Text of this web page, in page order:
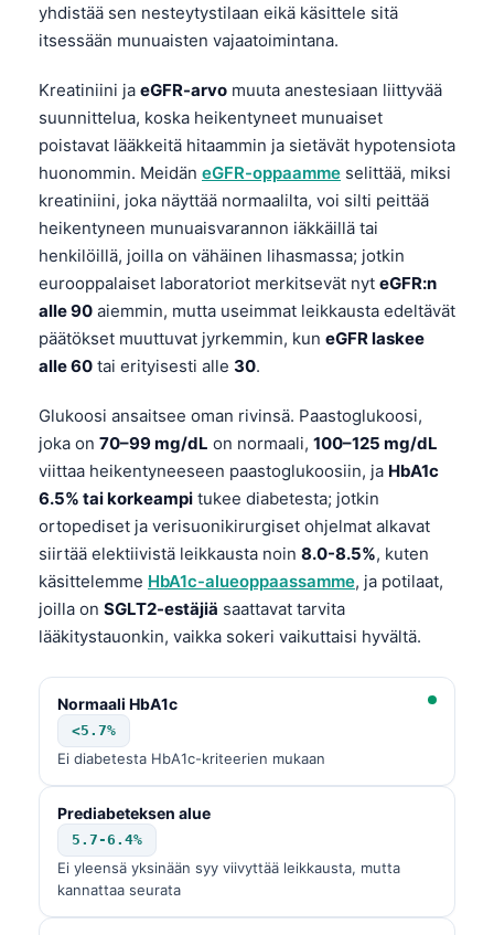
yhdistää sen nesteytystilaan eikä käsittele sitä
itsessään munuaisten vajaatoimintana.
Kreatiniini ja eGFR-arvo muuta anestesiaan liittyvää
suunnittelua, koska heikentyneet munuaiset
poistavat lääkkeitä hitaammin ja sietävät hypotensiota
huonommin. Meidän eGFR-oppaamme selittää, miksi
kreatiniini, joka näyttää normaalilta, voi silti peittää
heikentyneen munuaisvarannon iäkkäillä tai
henkilöillä, joilla on vähäinen lihasmassa; jotkin
eurooppalaiset laboratoriot merkitsevät nyt eGFR:n
alle 90 aiemmin, mutta useimmat leikkausta edeltävät
päätökset muuttuvat jyrkemmin, kun eGFR laskee
alle 60 tai erityisesti alle 30.
Glukoosi ansaitsee oman rivinsä. Paastoglukoosi,
joka on 70–99 mg/dL on normaali, 100–125 mg/dL
viittaa heikentyneeseen paastoglukoosiin, ja HbA1c
6.5% tai korkeampi tukee diabetesta; jotkin
ortopediset ja verisuonikirurgiset ohjelmat alkavat
siirtää elektiivistä leikkausta noin 8.0-8.5%, kuten
käsittelemme HbA1c-alueoppaassamme, ja potilaat,
joilla on SGLT2-estäjiä saattavat tarvita
lääkitystauonkin, vaikka sokeri vaikuttaisi hyvältä.
Normaali HbA1c
<5.7%
Ei diabetesta HbA1c-kriteerien mukaan
Prediabeteksen alue
5.7-6.4%
Ei yleensä yksinään syy viivyttää leikkausta, mutta
kannattaa seurata